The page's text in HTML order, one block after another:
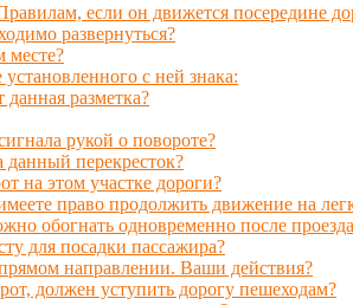
если он движется посередине
развернуться?
месте?
с ней знака:
разметка?
рукой о повороте?
данный перекресток?
на этом участке дороги?
право продолжить движение на
обогнать одновременно после
для посадки пассажира?
направлении. Ваши действия?
должен уступить дорогу пешеходам?